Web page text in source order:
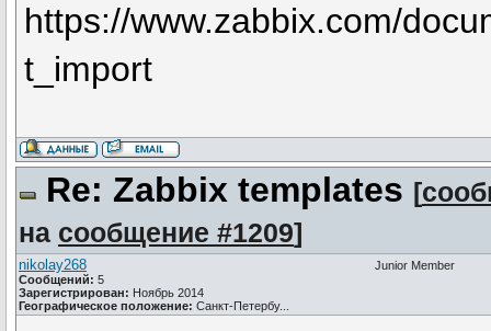
https://www.zabbix.com/
t_import
Re: Zabbix templates [
на сообщение #1209]
nikolay268
Сообщений: 5
Зарегистрирован: Ноябрь 2014
Географическое положение: Санкт-Петербу...
Junior Member